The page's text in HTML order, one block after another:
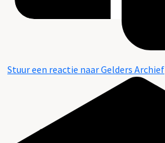
Stuur een reactie naar Gelders Archief